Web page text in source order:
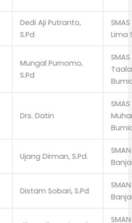
Dedi Aji Putranto,
S.Pd
Lima
Mungal Purnomo,
S.Pd
Drs. Datin
SMAS
Ujang Dirman, S.Pd.
SMAN
Distam Sobari, S.Pd
SMAN
SMAN